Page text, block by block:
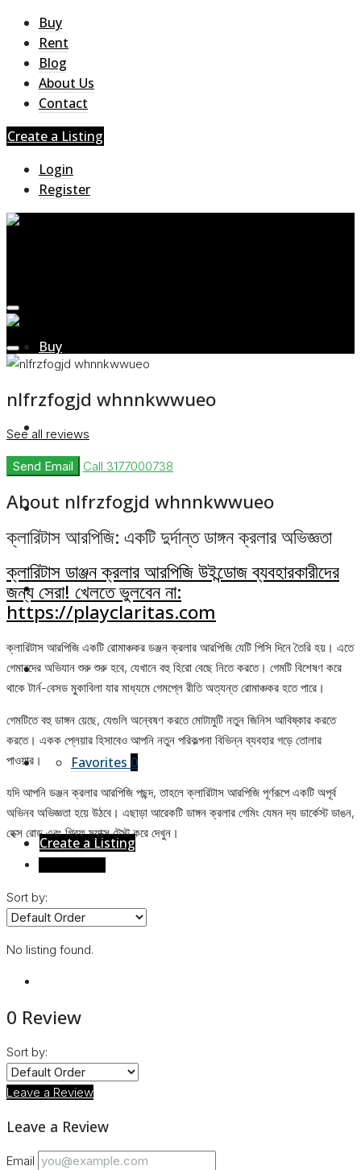
Buy
Rent
Blog
About Us
Contact
Create a Listing
Login
Register
Buy
Rent
Blog
About Us
Contact
Favorites 0
Create a Listing
nlfrzfogjd whnnkwwueo
See all reviews
Send Email Call 3177000738
About nlfrzfogjd whnnkwwueo
ক্লারিটাস আরপিজি: একটি দুর্দান্ত ডাঙ্গন ক্রলার অভিজ্ঞতা
ক্লারিটাস ডাঞ্জন ক্রলার আরপিজি উইন্ডোজ ব্যবহারকারীদের
জন্য সেরা! খেলতে ভুলবেন না:
https://playclaritas.com
ক্লারিটাস আরপিজি একটি রোমাঞ্চকর ডঞ্জন ক্রলার আরপিজি যেটি পিসি দিনে তৈরি হয়। এতে
গেমারদের অভিযান শুরু শুরু হবে, যেখানে বহু হিরো বেছে নিতে করতে। গেমটি বিশেষণ করে
থাকে টার্ন-বেসড মু্কাবিলা যার মাধ্যমে গেমপ্লে রীতি অত্যন্ত রোমাঞ্চকর হতে পারে।
গেমটিতে বহু ডাঙ্গন য়েছে, যেগুলি অন্বেষণ করতে মোটামুটি নতুন জিনিস আবিষ্কার করতে
করতে। একক প্লেয়ার হিসাবেও আপনি নতুন পরিকল্পনা বিভিন্ন ব্যবহার গড়ে তোলার
পাওয়ার।
যদি আপনি ডঞ্জন ক্রলার আরপিজি পছন্দ, তাহলে ক্লারিটাস আরপিজি পূর্ণরূপে একটি অপূর্ব
অভিনব অভিজ্ঞতা হয়ে উঠবে। এছাড়া আরেকটি ডাঙ্গন ক্রলার গেমিং যেমন দ্য ডার্কেস্ট ডাঙন,
হেক্স রোড এবং গ্রিফ ম্যাক্স টেস্ট করে দেখুন।
Sort by:
No listing found.
0 Review
Sort by:
Leave a Review
Leave a Review
Email